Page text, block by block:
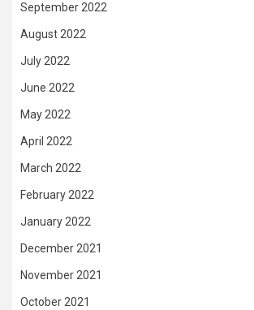
September 2022
August 2022
July 2022
June 2022
May 2022
April 2022
March 2022
February 2022
January 2022
December 2021
November 2021
October 2021